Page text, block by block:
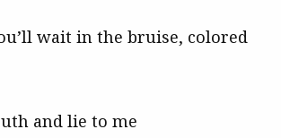
wait in the bruise, colored
and lie to me